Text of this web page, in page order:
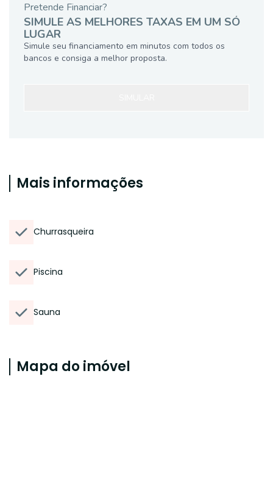
Pretende Financiar?
SIMULE AS MELHORES TAXAS EM UM SÓ
LUGAR
Simule seu financiamento em minutos com todos os
bancos e consiga a melhor proposta.
Mais informações
Churrasqueira
Piscina
Sauna
Mapa do imóvel